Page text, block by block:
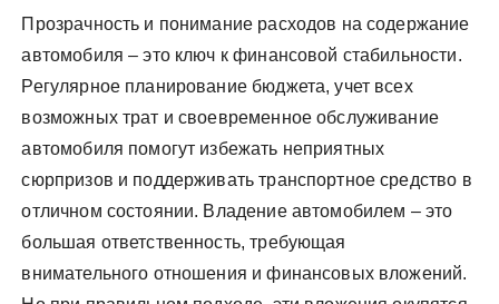
Прозрачность и понимание расходов на содержание
автомобиля – это ключ к финансовой стабильности.
Регулярное планирование бюджета, учет всех
возможных трат и своевременное обслуживание
автомобиля помогут избежать неприятных
сюрпризов и поддерживать транспортное средство в
отличном состоянии. Владение автомобилем – это
большая ответственность, требующая
внимательного отношения и финансовых вложений.